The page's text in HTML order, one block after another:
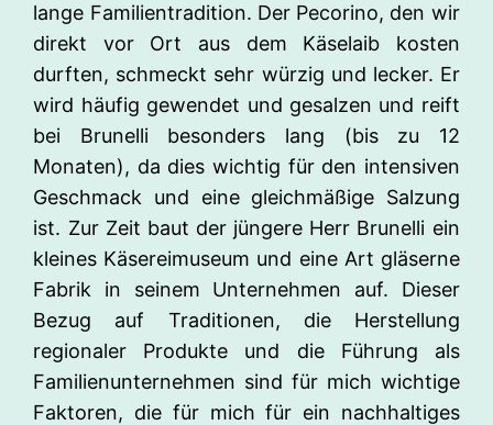
lange Familientradition. Der Pecorino, den wir
direkt vor Ort aus dem Käselaib kosten
durften, schmeckt sehr würzig und lecker. Er
wird häufig gewendet und gesalzen und reift
bei Brunelli besonders lang (bis zu 12
Monaten), da dies wichtig für den intensiven
Geschmack und eine gleichmäßige Salzung
ist. Zur Zeit baut der jüngere Herr Brunelli ein
kleines Käsereimuseum und eine Art gläserne
Fabrik in seinem Unternehmen auf. Dieser
Bezug auf Traditionen, die Herstellung
regionaler Produkte und die Führung als
Familienunternehmen sind für mich wichtige
Faktoren, die für mich für ein nachhaltiges